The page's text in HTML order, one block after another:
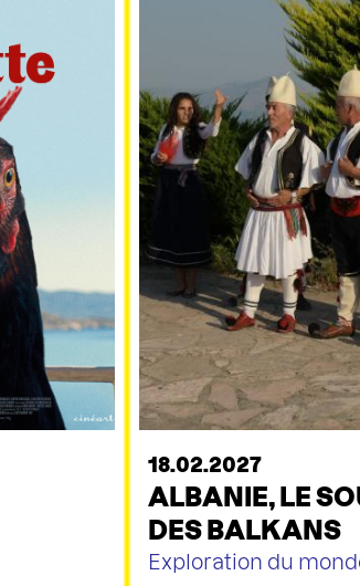
18.02.2027
ALBANIE, LE
DES BALKANS
Exploration du